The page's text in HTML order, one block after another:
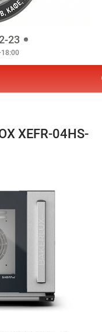
23
XEFR-04HS-